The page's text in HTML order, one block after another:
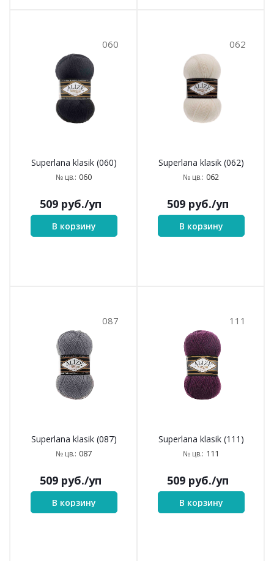
060
Superlana klasik (060)
№ цв.: 060
509 руб./уп
В корзину
062
Superlana klasik (062)
№ цв.: 062
509 руб./уп
В корзину
087
Superlana klasik (087)
№ цв.: 087
509 руб./уп
В корзину
111
Superlana klasik (111)
№ цв.: 111
509 руб./уп
В корзину